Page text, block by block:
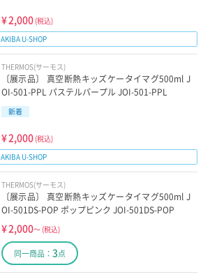
¥2,000 (税込)
AKIBA U-SHOP
THERMOS(サーモス)
〔展示品〕 真空断熱キッズケータイマグ500ml J
OI-501-PPL パステルパープル JOI-501-PPL
新着
¥2,000 (税込)
AKIBA U-SHOP
THERMOS(サーモス)
〔展示品〕 真空断熱キッズケータイマグ500ml J
OI-501DS-POP ポップピンク JOI-501DS-POP
¥2,000～ (税込)
同一商品： 3点